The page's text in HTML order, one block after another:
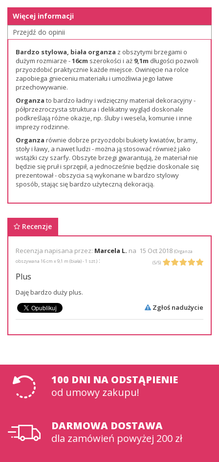
Więcej informacji
Przejdź do opinii
Bardzo stylowa, biała organza z obszytymi brzegami o
dużym rozmiarze -16cm szerokości i aż 9,1m długości pozwoli
przyozdobić praktycznie każde miejsce. Owinięcie na rolce
zapobiega gnieceniu materiału i umożliwia jego łatwe
przechowywanie.
Organza to bardzo ładny i wdzięczny materiał dekoracyjny -
półprzezroczysta struktura i delikatny wygląd doskonale
podkreślają różne okazje, np. śluby i wesela, komunie i inne
imprezy rodzinne.
Organza równie dobrze przyozdobi bukiety kwiatów, bramy,
stoły i ławy, a nawet ludzi - można ją stosować również jako
wstążki czy szarfy. Obszyte brzegi gwarantują, że materiał nie
będzie się pruł i sprzępił, a jednocześnie będzie doskonale się
prezentował - obszycia są wykonane w bardzo stylowy
sposób, stając się bardzo użyteczną dekoracją.
Recenzje
Recenzja napisana przez: Marcela L. na 15 Oct 2018 (Organza
obszywana 16 cm x 9,1 m (biała) - 1 szt.) : (5/5)
Plus
Daję bardzo duży plus.
Zgłoś nadużycie
100 DNI na odstąpienie
od umowy zakupu!
DARMOWA DOSTAWA
dla zamówień powyżej 200 zł